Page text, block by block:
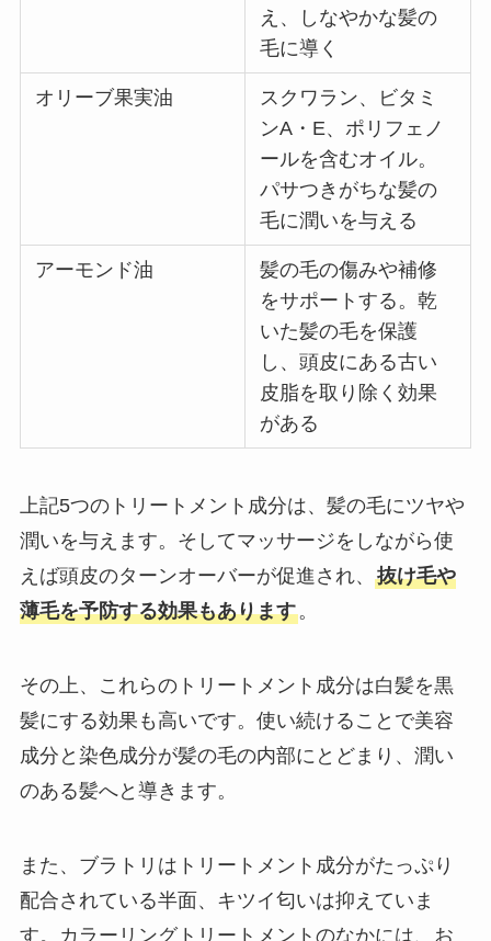
え、しなやかな髪の
毛に導く
オリーブ果実油
スクワラン、ビタミ
ンA・E、ポリフェノ
ールを含むオイル。
パサつきがちな髪の
毛に潤いを与える
アーモンド油
髪の毛の傷みや補修
をサポートする。乾
いた髪の毛を保護
し、頭皮にある古い
皮脂を取り除く効果
がある
上記5つのトリートメント成分は、髪の毛にツヤや
潤いを与えます。そしてマッサージをしながら使
えば頭皮のターンオーバーが促進され、 抜け毛や
薄毛を予防する効果もあります。
その上、これらのトリートメント成分は白髪を黒
髪にする効果も高いです。使い続けることで美容
成分と染色成分が髪の毛の内部にとどまり、潤い
のある髪へと導きます。
また、ブラトリはトリートメント成分がたっぷり
配合されている半面、キツイ匂いは抑えていま
す。カラーリングトリートメントのなかには、お